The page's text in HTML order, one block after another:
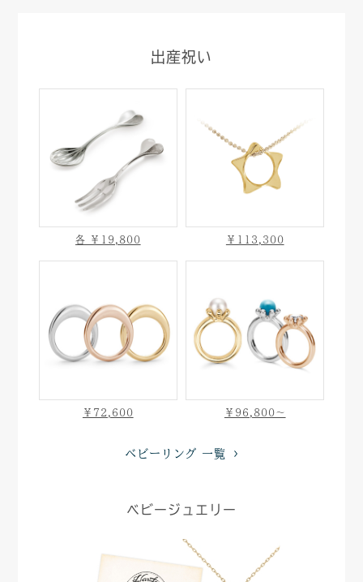
出産祝い
各 ￥19,800 ￥113,300
￥72,600 ￥96,800〜
ベビーリング 一覧
ベビージュエリー